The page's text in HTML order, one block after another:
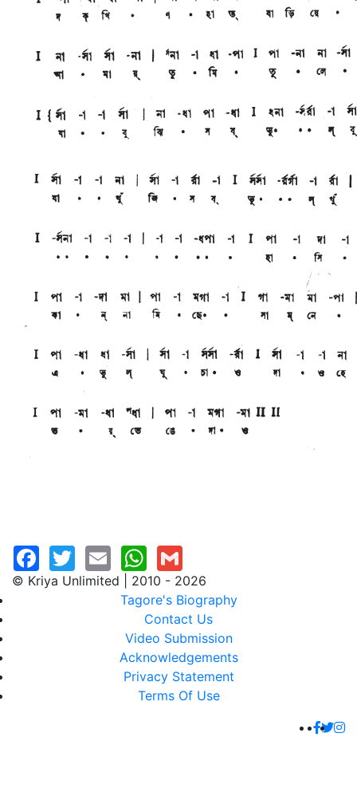
© Kriya Unlimited | 2010 - 2026
Tagore's Biography
Contact Us
Video Submission
Acknowledgements
Privacy Statement
Terms Of Use